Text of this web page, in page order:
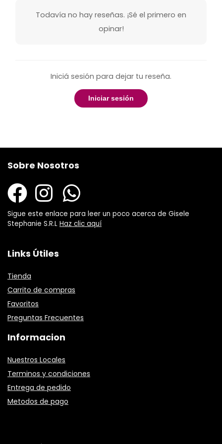
Todavía no hay reseñas. ¡Sé el primero en
opinar!
Iniciá sesión para dejar tu reseña.
Iniciar sesión
Sobre Nosotros
Sigue este enlace para leer un poco acerca de Gisele
Stephanie S.R.L Haz clic aquí
Links Útiles
Tienda
Carrito de compras
Favoritos
Preguntas Frecuentes
Informacion
Nuestros Locales
Terminos y condiciones
Entrega de pedido
Metodos de pago